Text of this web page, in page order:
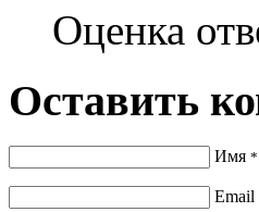
Оценка
Оставить
Имя *
Email